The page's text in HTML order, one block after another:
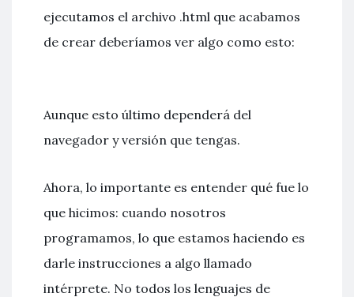
ejecutamos el archivo .html que acabamos
de crear deberíamos ver algo como esto:
Aunque esto último dependerá del
navegador y versión que tengas.
Ahora, lo importante es entender qué fue lo
que hicimos: cuando nosotros
programamos, lo que estamos haciendo es
darle instrucciones a algo llamado
intérprete. No todos los lenguajes de